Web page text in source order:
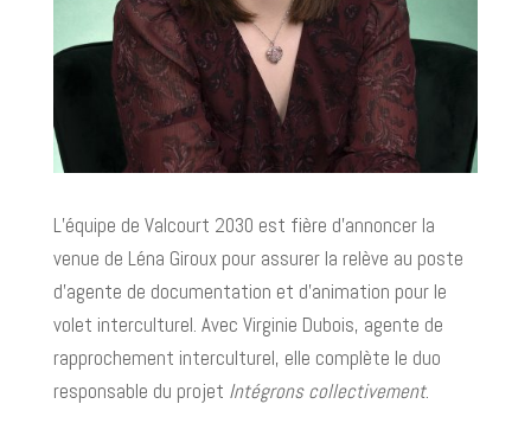
L’équipe de Valcourt 2030 est fière d’annoncer la
venue de Léna Giroux pour assurer la relève au poste
d’agente de documentation et d’animation pour le
volet interculturel. Avec Virginie Dubois, agente de
rapprochement interculturel, elle complète le duo
responsable du projet Intégrons collectivement.